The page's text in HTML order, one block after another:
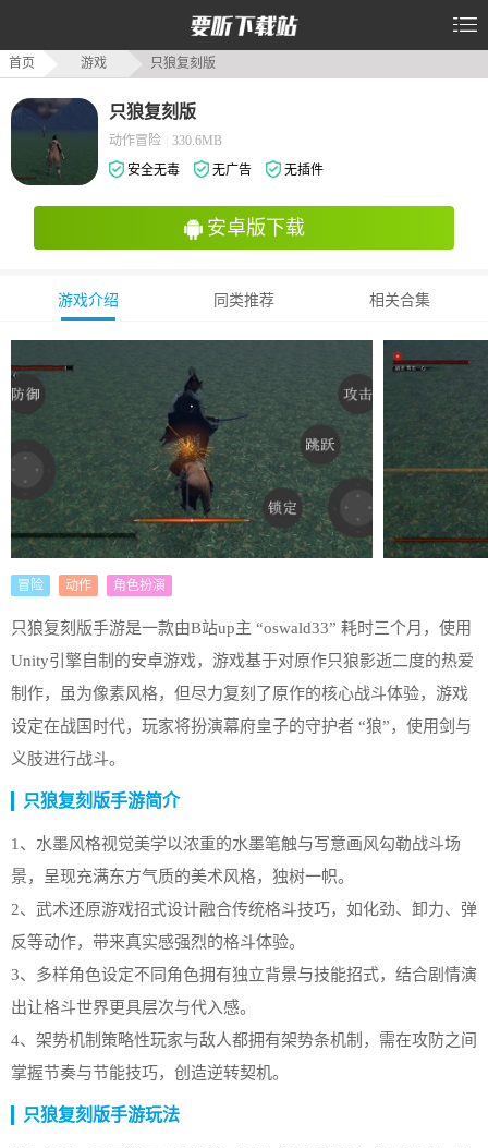
首页 游戏 只狼复刻版
只狼复刻版
动作冒险
330.6MB
安全无毒
无广告 无插件
安卓版下载
游戏介绍 同类推荐 相关合集
冒险 动作 角色扮演
只狼复刻版手游是一款由B站up主 “oswald33” 耗时三个月，使用
Unity引擎自制的安卓游戏，游戏基于对原作只狼影逝二度的热爱
制作，虽为像素风格，但尽力复刻了原作的核心战斗体验，游戏
设定在战国时代，玩家将扮演幕府皇子的守护者 “狼”，使用剑与
义肢进行战斗。
只狼复刻版手游简介
1、水墨风格视觉美学以浓重的水墨笔触与写意画风勾勒战斗场
景，呈现充满东方气质的美术风格，独树一帜。
2、武术还原游戏招式设计融合传统格斗技巧，如化劲、卸力、弹
反等动作，带来真实感强烈的格斗体验。
3、多样角色设定不同角色拥有独立背景与技能招式，结合剧情演
出让格斗世界更具层次与代入感。
4、架势机制策略性玩家与敌人都拥有架势条机制，需在攻防之间
掌握节奏与节能技巧，创造逆转契机。
只狼复刻版手游玩法